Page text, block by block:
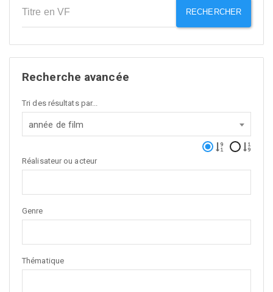
RECHERCHER
Recherche avancée
Tri des résultats par...
année de film
Réalisateur ou acteur
Genre
Thématique